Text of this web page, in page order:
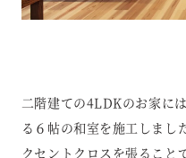
二階建ての4LDKのお家に
る６帖の和室を施工しまし
クセントクロスを張ること